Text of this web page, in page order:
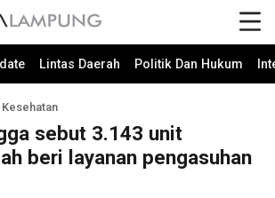
Lintas Daerah Politik Dan Hukum
Kesehatan
sebut 3.143 unit
beri layanan pengasuhan